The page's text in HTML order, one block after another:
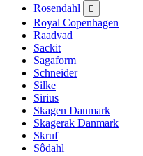
Rosendahl

Royal Copenhagen
Raadvad
Sackit
Sagaform
Schneider
Silke
Sirius
Skagen Danmark
Skagerak Danmark
Skruf
Sôdahl